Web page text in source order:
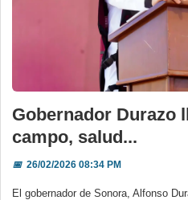
Gobernador Durazo
campo, salud...
📅26/02/2026 08:34 PM
El gobernador de Sonora, Alfonso